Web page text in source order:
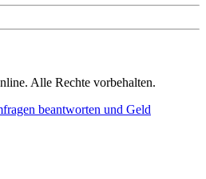
Alle Rechte vorbehalten.